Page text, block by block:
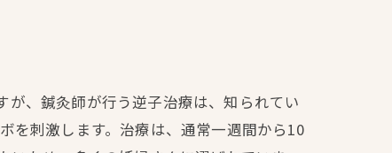
、鍼灸師が行う逆子治療は、知られてい
を刺激します。治療は、通常一週間から10